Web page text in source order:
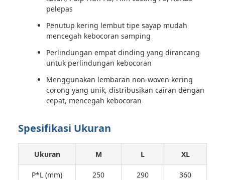
pelepas
Penutup kering lembut tipe sayap mudah
mencegah kebocoran samping
Perlindungan empat dinding yang dirancang
untuk perlindungan kebocoran
Menggunakan lembaran non-woven kering
corong yang unik, distribusikan cairan dengan
cepat, mencegah kebocoran
Spesifikasi Ukuran
Ukuran M L XL
P*L (mm) 250 290 360